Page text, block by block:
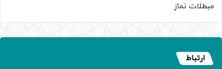
مبطلات نماز
ارتباط